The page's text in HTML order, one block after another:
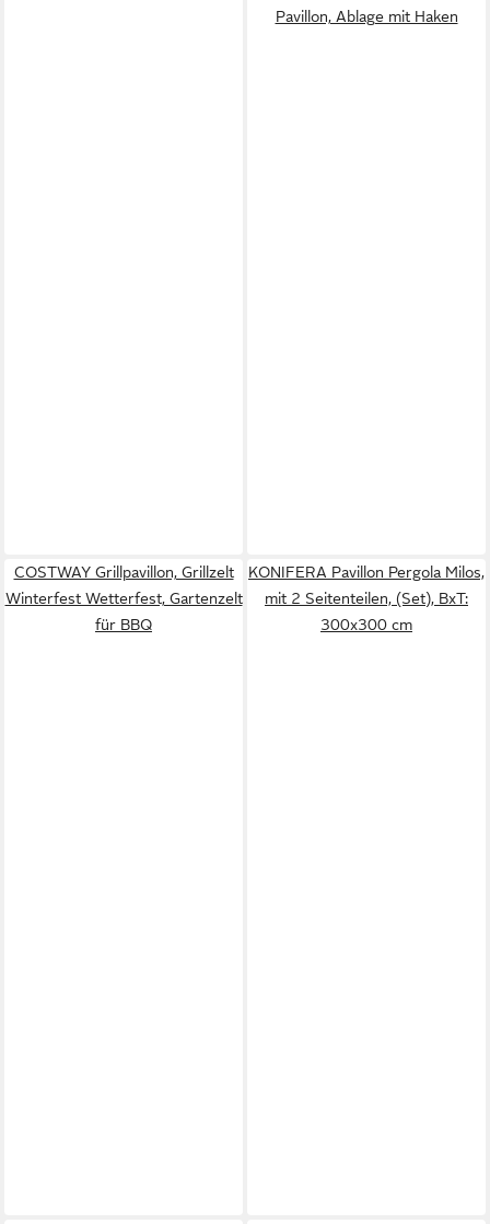
Pavillon, Ablage mit Haken
COSTWAY Grillpavillon, Grillzelt
Winterfest Wetterfest, Gartenzelt
für BBQ
KONIFERA Pavillon Pergola Milos,
mit 2 Seitenteilen, (Set), BxT:
300x300 cm